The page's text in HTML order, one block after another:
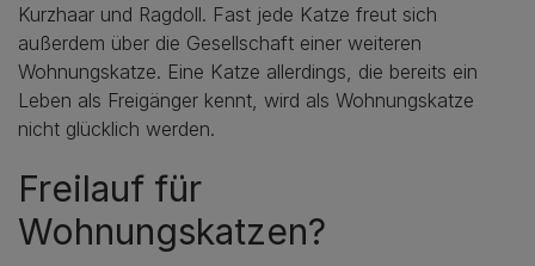
Kurzhaar und Ragdoll. Fast jede Katze freut sich
außerdem über die Gesellschaft einer weiteren
Wohnungskatze. Eine Katze allerdings, die bereits ein
Leben als Freigänger kennt, wird als Wohnungskatze
nicht glücklich werden.
Freilauf für
Wohnungskatzen?